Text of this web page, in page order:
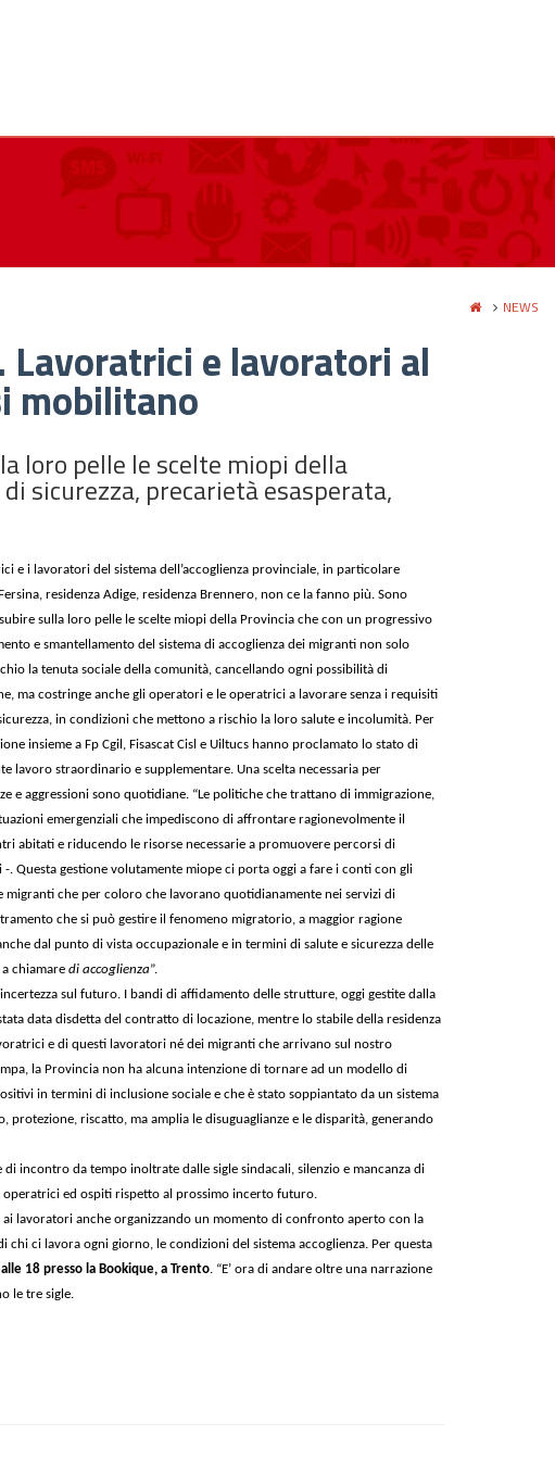
NEWS
Lavoratrici e lavoratori al
mobilitano
loro pelle le scelte miopi della
sicurezza, precarietà esasperata,
e i lavoratori del sistema dell’accoglienza provinciale, in particolare
residenza Adige, residenza Brennero, non ce la fanno più. Sono
sulla loro pelle le scelte miopi della Provincia che con un progressivo
e smantellamento del sistema di accoglienza dei migranti non solo
la tenuta sociale della comunità, cancellando ogni possibilità di
ma costringe anche gli operatori e le operatricia lavorare senza i requisiti
in condizioni che mettono a rischio la loro salute e incolumità. Per
insieme a Fp Cgil, Fisascat Cisl e Uiltucs hanno proclamato lo stato di
lavoro straordinario e supplementare. Una scelta necessaria per
e aggressioni sono quotidiane. “Le politiche che trattano di immigrazione,
emergenziali che impediscono di affrontare ragionevolmente il
abitati e riducendo le risorse necessarie a promuovere percorsi di
Questa gestione volutamente miope ci porta oggi a fare i conti con gli
che per coloro che lavorano quotidianamente nei servizi di
che si può gestire il fenomeno migratorio, a maggior ragione
dal punto di vista occupazionale e in termini di salute e sicurezza delle
chiamare di accoglienza”.
sul futuro. I bandi di affidamento delle strutture, oggi gestite dalla
data disdetta del contratto di locazione, mentre lo stabile della residenza
e di questi lavoratori né dei migranti che arrivano sul nostro
la Provincia non ha alcuna intenzione di tornare ad un modello di
in termini di inclusione sociale e che è stato soppiantato da un sistema
riscatto, ma amplia le disuguaglianze e le disparità, generando
incontro da tempo inoltrate dalle sigle sindacali, silenzio e mancanza di
ed ospiti rispetto al prossimo incerto futuro.
lavoratori anche organizzando un momento di confronto aperto con la
ci lavora ogni giorno, le condizioni del sistema accoglienza. Per questa
alle 18 presso la Bookique, a Trento. “E’ ora di andare oltre una narrazione
le tre sigl e.